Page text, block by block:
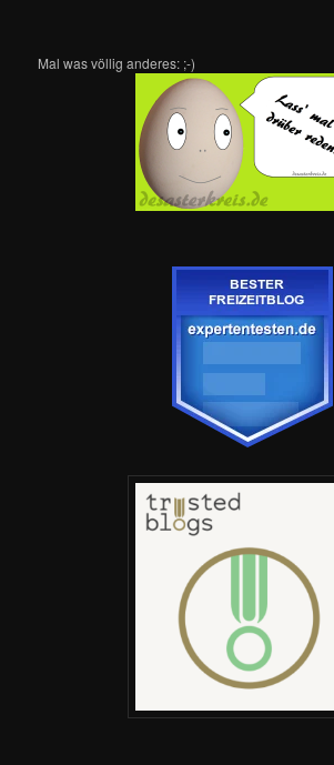
Mal was völlig anderes: ;-)